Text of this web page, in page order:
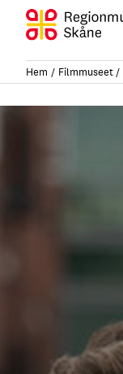
Hoppa
innehåll
Hem Filmmuseet